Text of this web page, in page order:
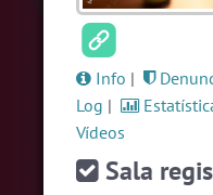
#Novanativa
#Unica
#LoveHits
Ver todas as
Info |
Log |
Vídeos
Sala